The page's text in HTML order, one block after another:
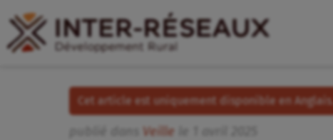
Cet article est uniquement disponible en Anglais.
Veille